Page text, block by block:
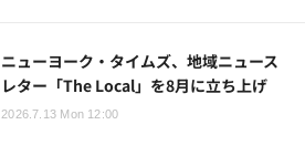
ニューヨーク・タイムズ、地域ニュース
レター「The Local」を8月に立ち上げ
2026.7.13 Mon 12:00